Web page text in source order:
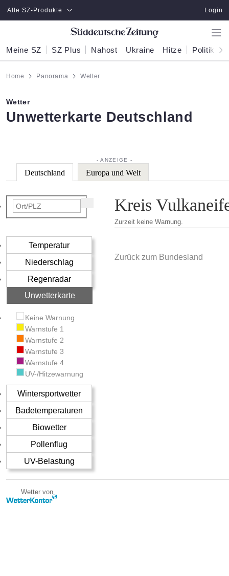
Zum Hauptinhalt springen
Alle SZ-Produkte Login
Meine SZ SZ Plus Nahost Ukraine Hitze Politik
Home Panorama Wetter
Wetter
:
Unwetterkarte Deutschland
Deutschland Europa und Welt
Temperatur
Niederschlag
Regenradar
Unwetterkarte
Keine Warnung
Warnstufe 1
Warnstufe 2
Warnstufe 3
Warnstufe 4
UV-/Hitzewarnung
Wintersportwetter
Badetemperaturen
Biowetter
Pollenflug
UV-Belastung
Kreis
Zurzeit keine Warnung.
Zurück zum Bundesland
Wetter von